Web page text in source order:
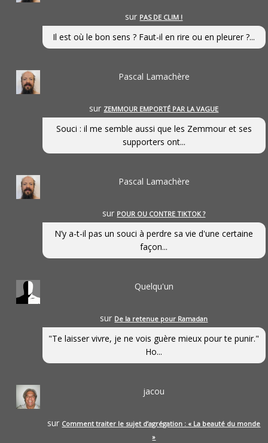
sur PAS DE CLIM !
Il est où le bon sens ? Faut-il en rire ou en pleurer ?...
Pascal Lamachère
sur ZEMMOUR EMPORTÉ PAR LA VAGUE
Souci : il me semble aussi que les Zemmour et ses
supporters ont...
Pascal Lamachère
sur POUR OU CONTRE TIKTOK ?
N’y a-t-il pas un souci à perdre sa vie d'une certaine
façon...
Quelqu'un
sur De la retenue pour Ramadan
"Te laisser vivre, je ne vois guère mieux pour te punir."
Ho...
jacou
sur Comment traiter le sujet d’agrégation : « La beauté du monde
»